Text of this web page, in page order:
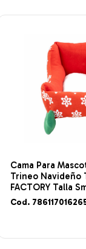
Cama Para
Trineo Navideño
FACTORY Talla
Cod.